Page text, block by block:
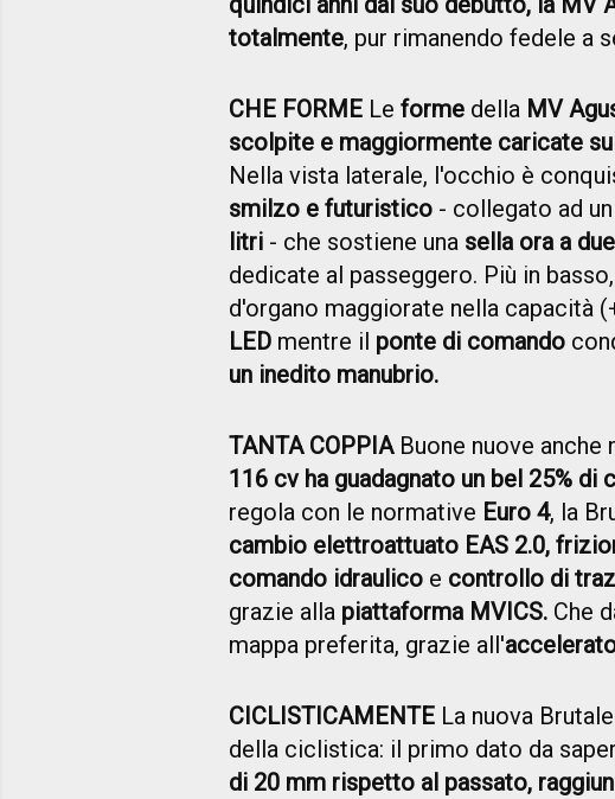
totalmente, pur rimanendo fedele a
CHE FORME Le forme della MV
scolpite e maggiormente caricate
Nella vista laterale, l'occhio è
smilzo e futuristico - collegato ad un
litri - che sostiene una sella ora a
dedicate al passeggero. Più in
d'organo maggiorate nella capacità
LED mentre il ponte di comando
un inedito manubrio.
TANTA COPPIABuone nuove anche
116 cv ha guadagnato un bel 25% di
regola con le normative Euro 4, la
cambio elettroattuato EAS 2.0,
comando idraulico e controllo di
grazie alla piattaforma MVICS. Che
mappa preferita, grazie all'
CICLISTICAMENTE La nuova
della ciclistica: il primo dato da
di 20 mm rispetto al passato,